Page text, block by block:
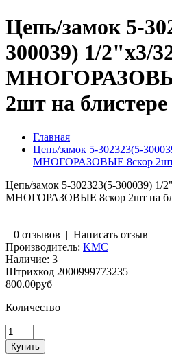
Цепь/замок 5-
300039) 1/2"х3/
2шт на
Главная
Цепь/замок 5-302323(5-
МНОГОРАЗОВЫЕ 8скор 2шт
Цепь/замок 5-302323(5-300039) 1/
МНОГОРАЗОВЫЕ 8скор 2шт на
0 отзывов | Написать отзыв
Производитель: KMC
Наличие: 3
Штрихкод 2000999773235
800.00руб
Количество